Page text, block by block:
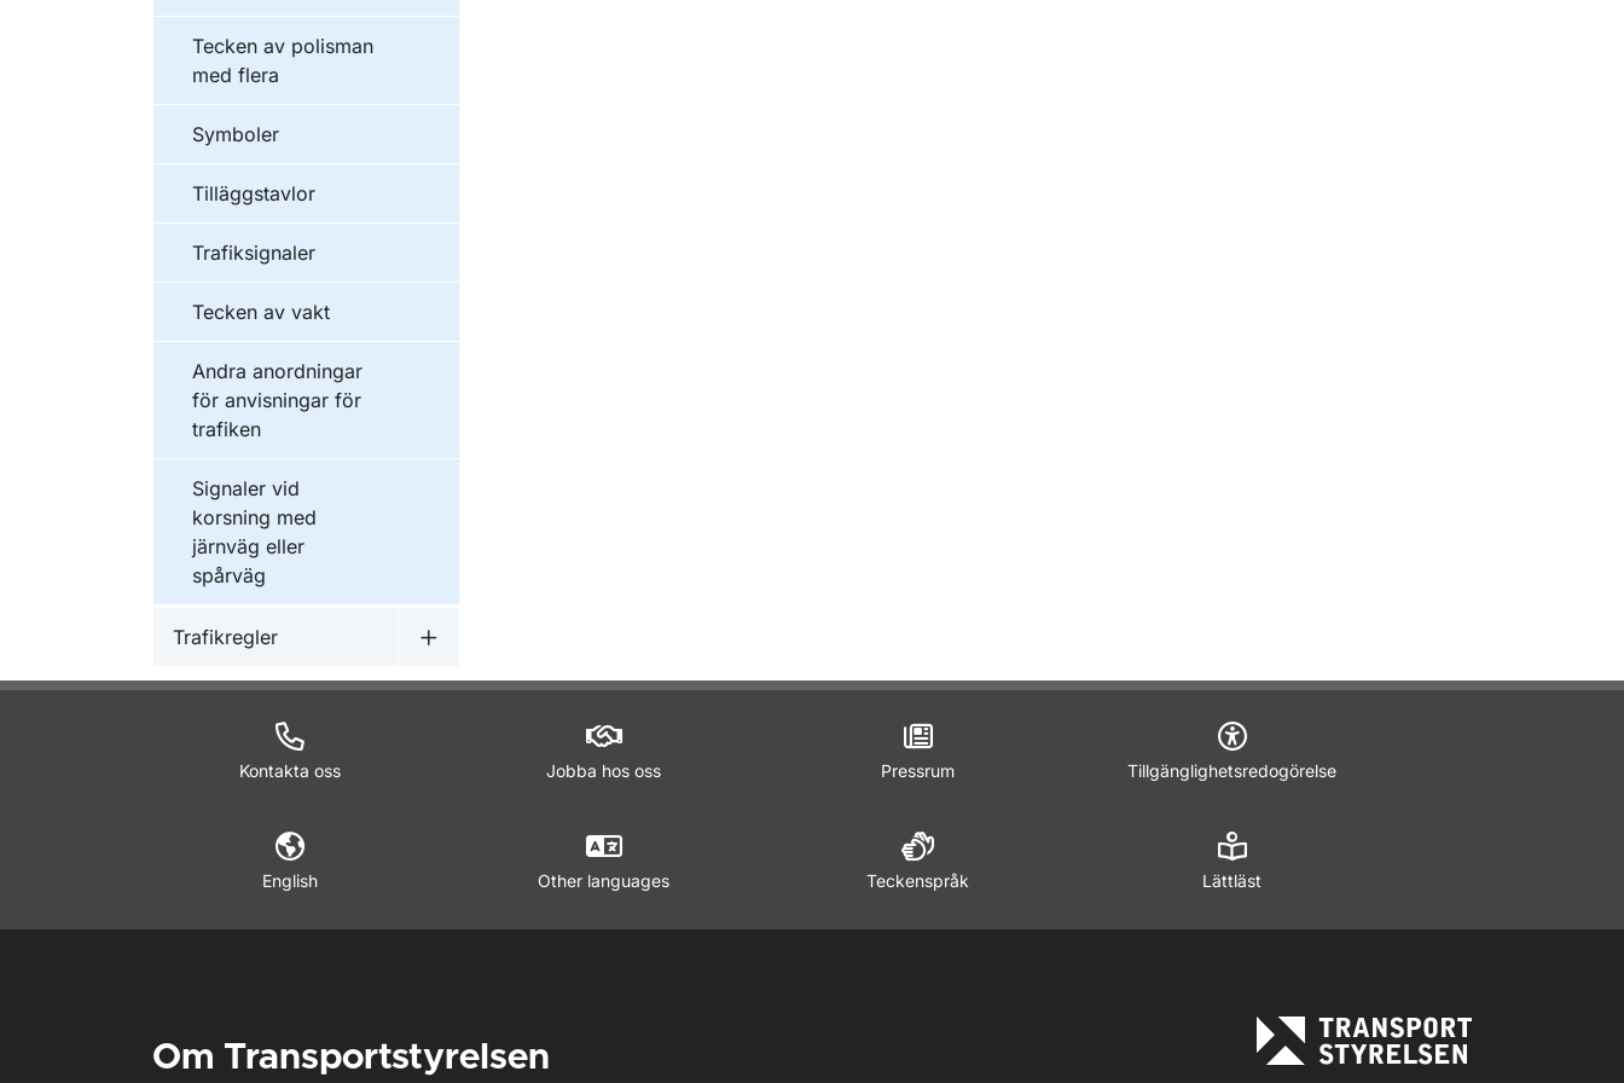
Tecken av polisman
med flera
Symboler
Tilläggstavlor
Trafiksignaler
Tecken av vakt
Andra anordningar
för anvisningar för
trafiken
Signaler vid
korsning med
järnväg eller
spårväg
Trafikregler
Undermeny för Trafikregler
Kontakta oss Jobba hos oss Pressrum Tillgänglighetsredogörelse
English Other languages Teckenspråk Lättläst
Om Transportstyrelsen